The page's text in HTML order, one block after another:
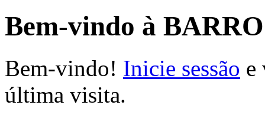
Bem-vindo à
Bem-vindo! Inicie sessão e
última visita.